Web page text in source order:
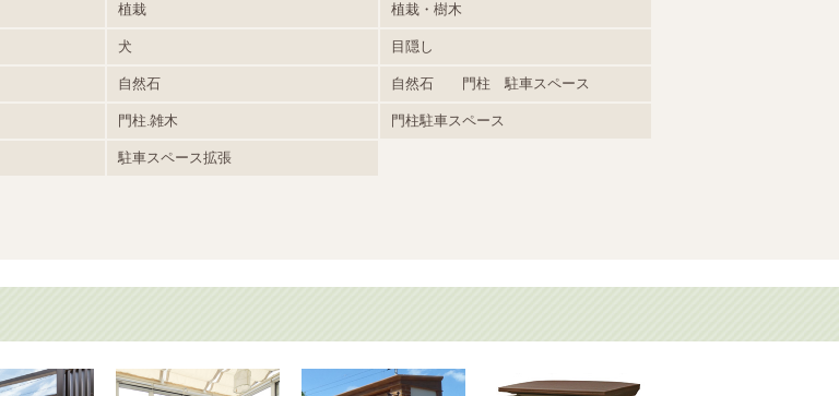
植栽 植栽・樹木
犬 目隠し
自然石 自然石 門柱 駐車スペース
門柱.雑木 門柱駐車スペース
駐車スペース拡張